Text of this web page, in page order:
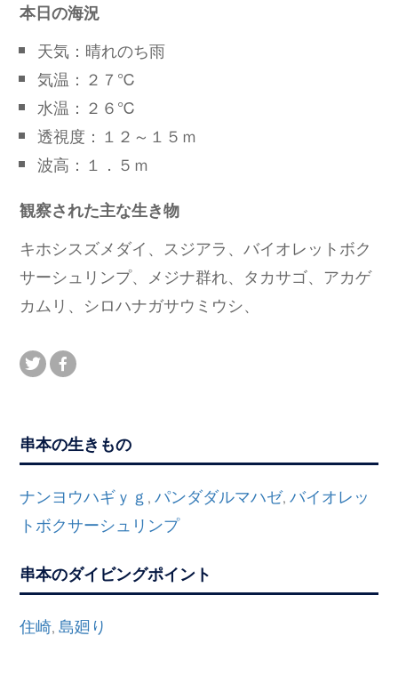
本日の海況
天気：晴れのち雨
気温：２７℃
水温：２６℃
透視度：１２～１５ｍ
波高：１．５ｍ
観察された主な生き物
キホシスズメダイ、スジアラ、バイオレットボク
サーシュリンプ、メジナ群れ、タカサゴ、アカゲ
カムリ、シロハナガサウミウシ、
串本の生きもの
ナンヨウハギｙｇ ,パンダダルマハゼ,バイオレッ
トボクサーシュリンプ
串本のダイビングポイント
住崎,島廻り